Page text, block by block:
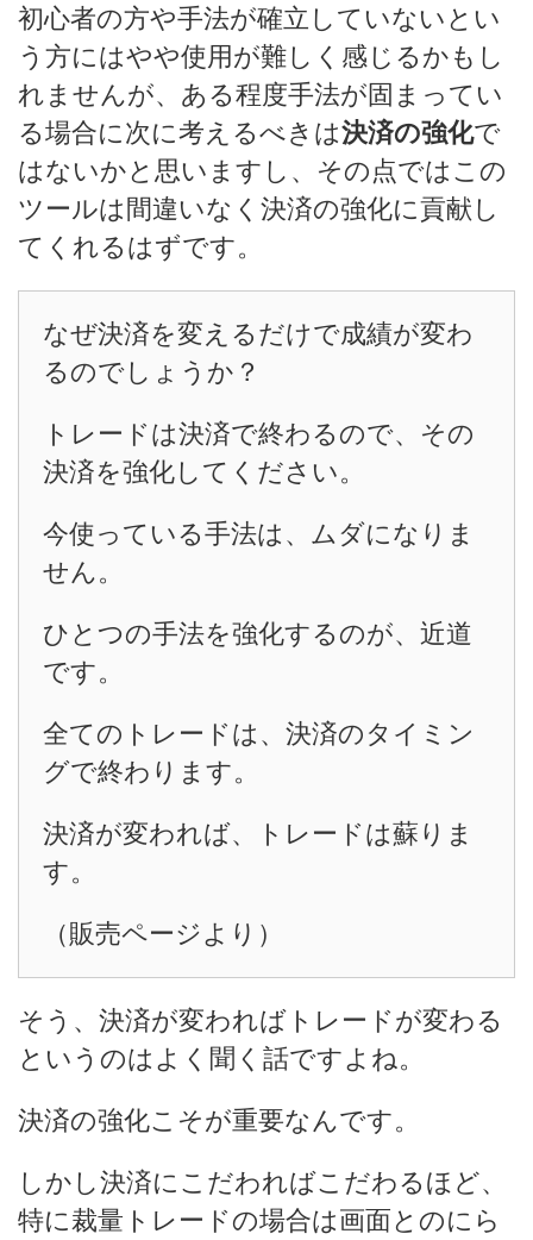
初心者の方や手法が確立していないとい
う方にはやや使用が難しく感じるかもし
れませんが、ある程度手法が固まってい
る場合に次に考えるべきは決済の強化で
はないかと思いますし、その点ではこの
ツールは間違いなく決済の強化に貢献し
てくれるはずです。
なぜ決済を変えるだけで成績が変わ
るのでしょうか？
トレードは決済で終わるので、その
決済を強化してください。
今使っている手法は、ムダになりま
せん。
ひとつの手法を強化するのが、近道
です。
全てのトレードは、決済のタイミン
グで終わります。
決済が変われば、トレードは蘇りま
す。
（販売ページより）
そう、決済が変わればトレードが変わる
というのはよく聞く話ですよね。
決済の強化こそが重要なんです。
しかし決済にこだわればこだわるほど、
特に裁量トレードの場合は画面とのにら